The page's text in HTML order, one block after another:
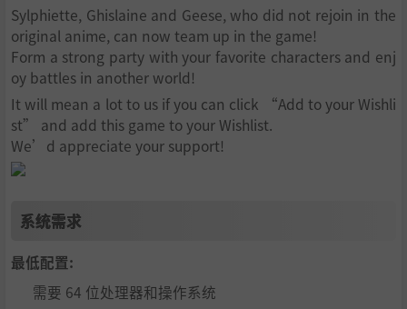
Sylphiette, Ghislaine and Geese, who did not rejoin in the
original anime, can now team up in the game!
Form a strong party with your favorite characters and enj
oy battles in another world!
It will mean a lot to us if you can click “Add to your Wishli
st” and add this game to your Wishlist.
We’d appreciate your support!
系统需求
最低配置:
需要 64 位处理器和操作系统